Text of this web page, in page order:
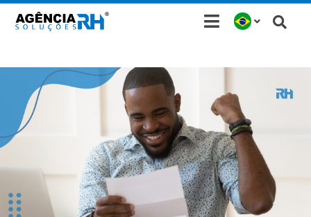
para
conteúdo